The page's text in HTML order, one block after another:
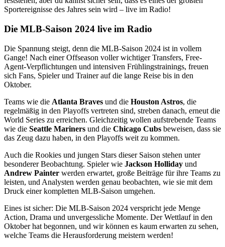
Sportereignisse des Jahres sein wird – live im Radio!
Die MLB-Saison 2024 live im Radio
Die Spannung steigt, denn die MLB-Saison 2024 ist in vollem
Gange! Nach einer Offseason voller wichtiger Transfers, Free-
Agent-Verpflichtungen und intensiven Frühlingstrainings, freuen
sich Fans, Spieler und Trainer auf die lange Reise bis in den
Oktober.
Teams wie die Atlanta Braves und die Houston Astros, die
regelmäßig in den Playoffs vertreten sind, streben danach, erneut die
World Series zu erreichen. Gleichzeitig wollen aufstrebende Teams
wie die Seattle Mariners und die Chicago Cubs beweisen, dass sie
das Zeug dazu haben, in den Playoffs weit zu kommen.
Auch die Rookies und jungen Stars dieser Saison stehen unter
besonderer Beobachtung. Spieler wie Jackson Holliday und
Andrew Painter werden erwartet, große Beiträge für ihre Teams zu
leisten, und Analysten werden genau beobachten, wie sie mit dem
Druck einer kompletten MLB-Saison umgehen.
Eines ist sicher: Die MLB-Saison 2024 verspricht jede Menge
Action, Drama und unvergessliche Momente. Der Wettlauf in den
Oktober hat begonnen, und wir können es kaum erwarten zu sehen,
welche Teams die Herausforderung meistern werden!